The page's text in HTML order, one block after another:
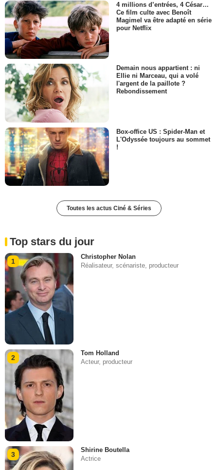
4 millions d’entrées, 4 César…
Ce film culte avec Benoît
Magimel va être adapté en série
pour Netflix
Demain nous appartient : ni
Ellie ni Marceau, qui a volé
l'argent de la paillote ?
Rebondissement
Box-office US : Spider-Man et
L'Odyssée toujours au sommet
!
Toutes les actus Ciné & Séries
Top stars du jour
1
Christopher Nolan
Réalisateur, scénariste, producteur
2
Tom Holland
Acteur, producteur
3
Shirine Boutella
Actrice